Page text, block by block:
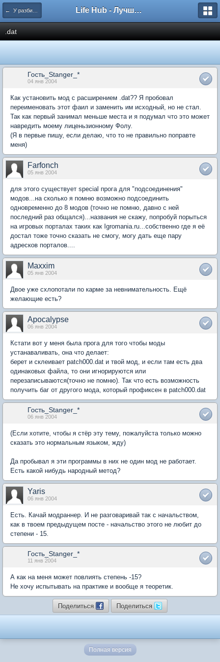
← У разбитого Хайвеймена Life Hub - Лучшие компьютерные игры мира
.dat
Гость_Stanger_*
04 янв 2004
Как установить мод с расширением .dat?? Я пробовал
переименовать этот фаил и заменить им исходный, но не стал.
Так как первый занимал меньше места и я подумал что это может
навредить моему лиценьзионному Фолу.
(Я в первые пишу, если делаю, что то не правильно поправте
меня)
Farfonch
05 янв 2004
для этого существует special прога для "подсоединения"
модов...на сколько я помню возможно подсоединить
одновременно до 8 модов (точно не помню, давно с ней
последний раз общался)...названия не скажу, попробуй порыться
на игровых порталах таких как Igromania.ru...собственно где я её
достал тоже точно сказать не смогу, могу дать еще пару
адресков порталов....
Maxxim
05 янв 2004
Двое уже схлопотали по карме за невнимательность. Ещё
желающие есть?
Apocalypse
06 янв 2004
Кстати вот у меня была прога для того чтобы моды
устанаваливать, она что делает:
берет и склеивает patch000.dat и твой мод, и если там есть два
одинаковых файла, то они игнорируются или
перезаписываются(точно не помню). Так что есть возможность
получить баг от другого мода, который профиксен в patch000.dat
Гость_Stanger_*
06 янв 2004
(Если хотите, чтобы я стёр эту тему, пожалуйста только можно
сказать это нормальным языком, жду)
Да пробывал я эти программы в них не один мод не работает.
Есть какой нибудь народный метод?
Yaris
06 янв 2004
Есть. Качай модраннер. И не разговаривай так с начальством,
как в твоем предыдущем посте - начальство этого не любит до
степени - 15.
Гость_Stanger_*
11 янв 2004
А как на меня может повлиять степень -15?
Не хочу испытывать на практике и вообще я теоретик.
Поделиться Поделиться
Полная версия